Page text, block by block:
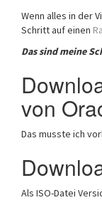
Wenn alles in der
Schritt auf einen
Das sind meine
von
Das musste ich
Als ISO-Datei